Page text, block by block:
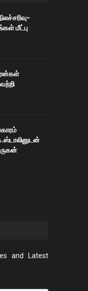
மீட்பு
and Latest